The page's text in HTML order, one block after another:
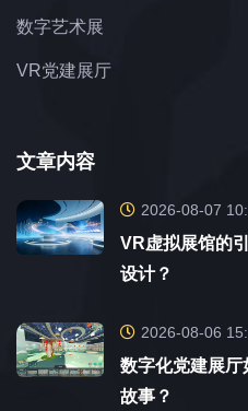
数字艺术展
VR党建展厅
文章内容
2026-08-07
VR虚拟展馆的
设计？
2026-08-06
数字化党建展厅
故事？